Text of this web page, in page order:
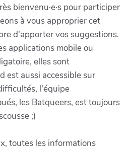
bienvenu·e·s pour participer
à vous approprier cet
d'apporter vos suggestions.
applications mobile ou
elles sont
est aussi accessible sur
l'équipe
les Batqueers, est toujours
;)
toutes les informations